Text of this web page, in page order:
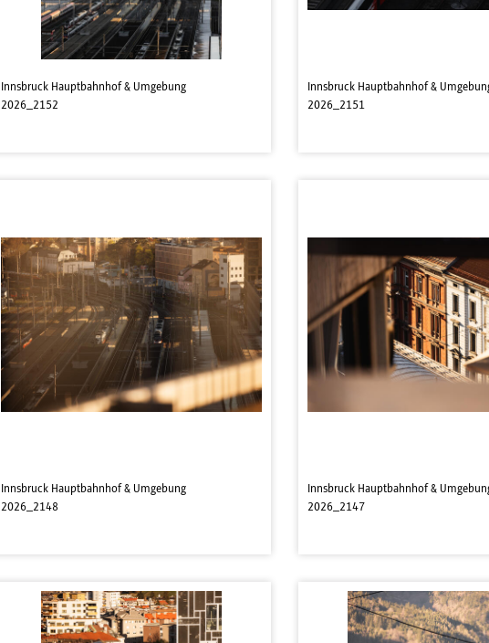
Innsbruck Hauptbahnhof & Umgebung
2026_2152
Innsbruck Hauptbahnhof &
2026_2151
Innsbruck Hauptbahnhof & Umgebung
2026_2148
Innsbruck Hauptbahnhof &
2026_2147